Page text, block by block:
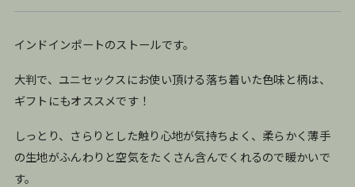
インドインポートのストールです。
大判で、ユニセックスにお使い頂ける落ち着いた色味と柄は、
ギフトにもオススメです！
しっとり、さらりとした触り心地が気持ちよく、柔らかく薄手
の生地がふんわりと空気をたくさん含んでくれるので暖かいで
す。